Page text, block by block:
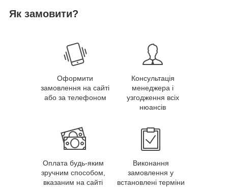
Як замовити?
Оформити
замовлення на сайті
або за телефоном
Консультація
менеджера і
узгодження всіх
нюансів
Оплата будь-яким
зручним способом,
вказаним на сайті
Виконання
замовлення у
встановлені терміни